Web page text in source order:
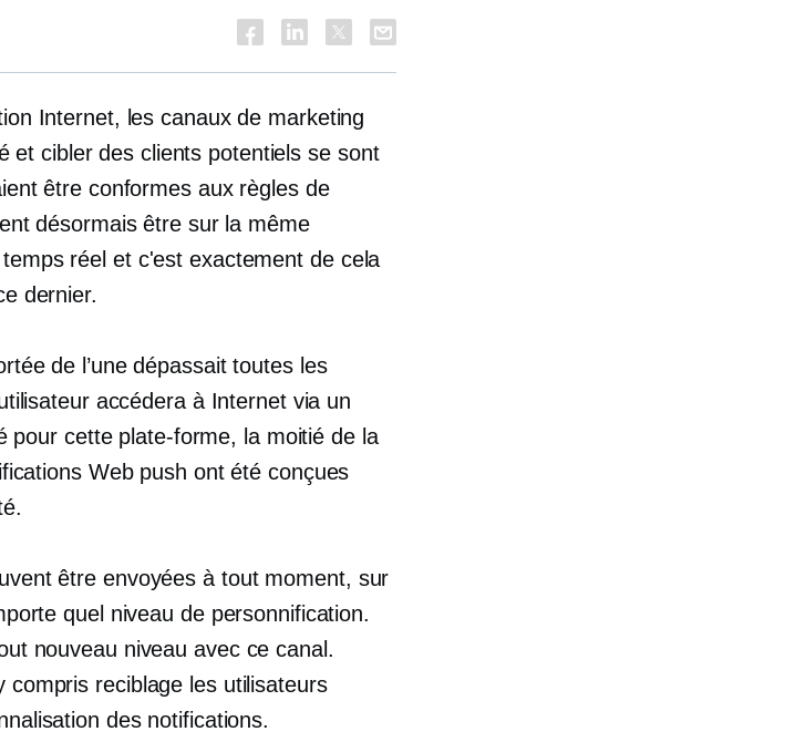
Internet, les canaux de marketing
et cibler des clients potentiels se sont
être conformes aux règles de
désormais être sur la même
réel et c'est exactement de cela
dernier.
de l’une dépassait toutes les
accédera à Internet via un
pour cette plate-forme, la moitié de la
Web push ont été conçues
être envoyées à tout moment, sur
quel niveau de personnification.
nouveau niveau avec ce canal.
compris reciblage les utilisateurs
des notifications.